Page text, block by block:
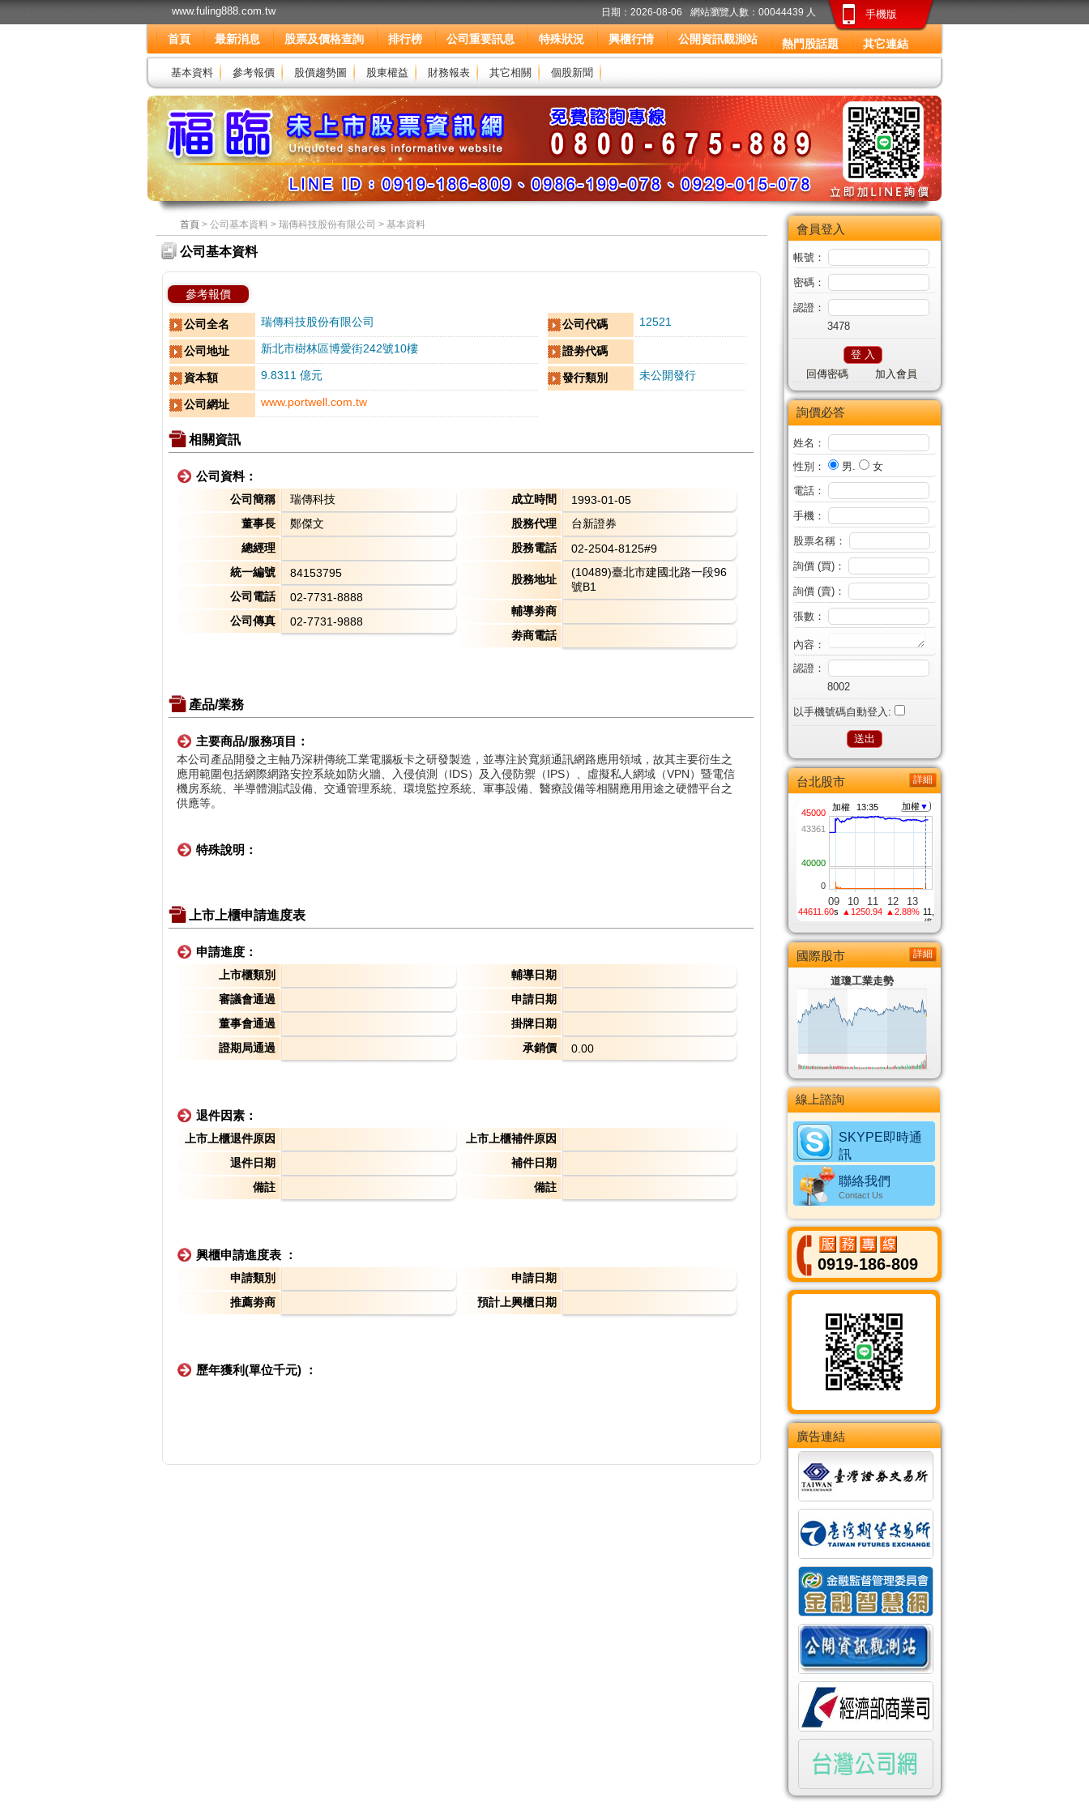
www.fuling888.com.tw 手機版
網站瀏覽人數：00044439 人
日期：2026-08-06
首頁 最新消息 股票及價格查詢 排行榜 公司重要訊息 特殊狀況 興櫃行情 公開資訊觀測站 熱門股話題 其它連結
基本資料 參考報價 股價趨勢圖 股東權益 財務報表 其它相關 個股新聞
會員登入
帳號：
密碼：
認證：
3478
回傳密碼 加入會員
詢價必答
姓名：
性別：
男.
女
電話：
手機：
股票名稱：
詢價 (買)：
詢價 (賣)：
張數：
內容：
認證：
8002
以手機號碼自動登入:
台北股市 詳細
國際股市 詳細
道瓊工業走勢
線上諮詢
SKYPE即時通
訊
Online Messenger
聯絡我們
Contact Us
0919-186-809
廣告連結
首頁 > 公司基本資料 > 瑞傳科技股份有限公司 > 基本資料
公司基本資料
參考報價
公司全名 瑞傳科技股份有限公司 公司代碼 12521
公司地址 新北市樹林區博愛街242號10樓 證劵代碼
資本額 9.8311 億元 發行類別 未公開發行
公司網址 www.portwell.com.tw
相關資訊
公司資料：
公司簡稱
瑞傳科技
董事長
鄭傑文
總經理
統一編號
84153795
公司電話
02-7731-8888
公司傳真
02-7731-9888
成立時間
1993-01-05
股務代理
台新證券
股務電話
02-2504-8125#9
股務地址
(10489)臺北市建國北路一段96
號B1
輔導劵商
劵商電話
產品/業務
主要商品/服務項目：
本公司產品開發之主軸乃深耕傳統工業電腦板卡之研發製造，並專注於寬頻通訊網路應用領域，故其主要衍生之
應用範圍包括網際網路安控系統如防火牆、入侵偵測（IDS）及入侵防禦（IPS）、虛擬私人網域（VPN）暨電信
機房系統、半導體測試設備、交通管理系統、環境監控系統、軍事設備、醫療設備等相關應用用途之硬體平台之
供應等。
特殊說明：
上市上櫃申請進度表
申請進度：
上市櫃類別
審議會通過
董事會通過
證期局通過
輔導日期
申請日期
掛牌日期
承銷價
0.00
退件因素：
上市上櫃退件原因
退件日期
備註
上市上櫃補件原因
補件日期
備註
興櫃申請進度表 ：
申請類別
推薦劵商
申請日期
預計上興櫃日期
歷年獲利(單位千元) ：